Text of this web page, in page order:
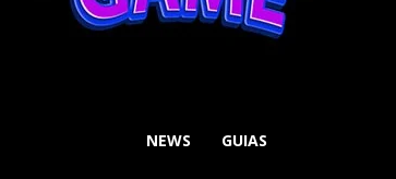
NEWS GUIAS